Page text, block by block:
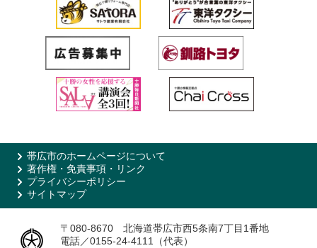
帯広市のホームページについて
著作権・免責事項・リンク
プライバシーポリシー
サイトマップ
〒080-8670 北海道帯広市西5条南7丁目1番地
電話／0155-24-4111（代表）